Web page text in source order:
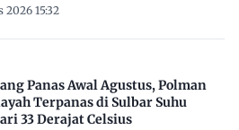
2026 15:32
Panas Awal Agustus, Polman
Terpanas di Sulbar Suhu
33 Derajat Celsius